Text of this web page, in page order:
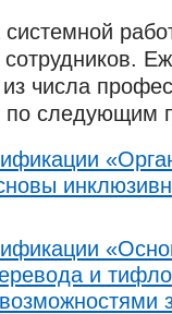
числа
по следующим
и